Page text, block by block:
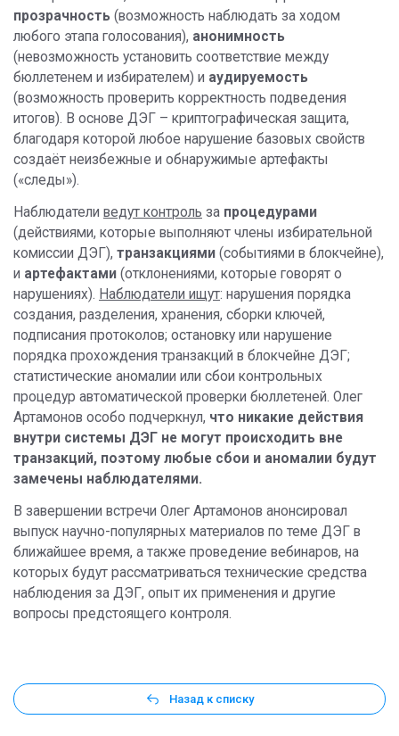
прозрачность (возможность наблюдать за ходом
любого этапа голосования), анонимность
(невозможность установить соответствие между
бюллетенем и избирателем) и аудируемость
(возможность проверить корректность подведения
итогов). В основе ДЭГ – криптографическая защита,
благодаря которой любое нарушение базовых свойств
создаёт неизбежные и обнаружимые артефакты
(«следы»).
Наблюдатели ведут контроль за процедурами
(действиями, которые выполняют члены избирательной
комиссии ДЭГ), транзакциями (событиями в блокчейне),
и артефактами (отклонениями, которые говорят о
нарушениях). Наблюдатели ищут: нарушения порядка
создания, разделения, хранения, сборки ключей,
подписания протоколов; остановку или нарушение
порядка прохождения транзакций в блокчейне ДЭГ;
статистические аномалии или сбои контрольных
процедур автоматической проверки бюллетеней. Олег
Артамонов особо подчеркнул, что никакие действия
внутри системы ДЭГ не могут происходить вне
транзакций, поэтому любые сбои и аномалии будут
замечены наблюдателями.
В завершении встречи Олег Артамонов анонсировал
выпуск научно-популярных материалов по теме ДЭГ в
ближайшее время, а также проведение вебинаров, на
которых будут рассматриваться технические средства
наблюдения за ДЭГ, опыт их применения и другие
вопросы предстоящего контроля.
Назад к списку